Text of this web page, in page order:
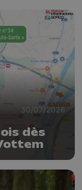
30/07/2026
dès